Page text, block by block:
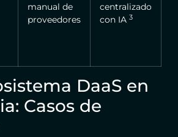
manual de
proveedores
centralizado
con IA 3
DaaS en
Casos de